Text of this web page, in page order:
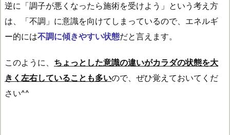
逆に「調子が悪くなったら施術を受けよう」という考え方
は、「不調」に意識を向けてしまっているので、エネルギ
ー的には不調に傾きやすい状態だと言えます。
このように、 ちょっとした意識の違いがカラダの状態を大
きく左右していることも多いので、ぜひ覚えておいてくだ
さい^^